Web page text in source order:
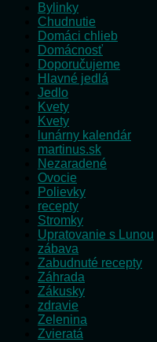
Bylinky
Chudnutie
Domáci chlieb
Domácnosť
Doporučujeme
Hlavné jedlá
Jedlo
Kvety
Kvety
lunárny kalendár
martinus.sk
Nezaradené
Ovocie
Polievky
recepty
Stromky
Upratovanie s Lunou
zábava
Zabudnuté recepty
Záhrada
Zákusky
zdravie
Zelenina
Zvieratá